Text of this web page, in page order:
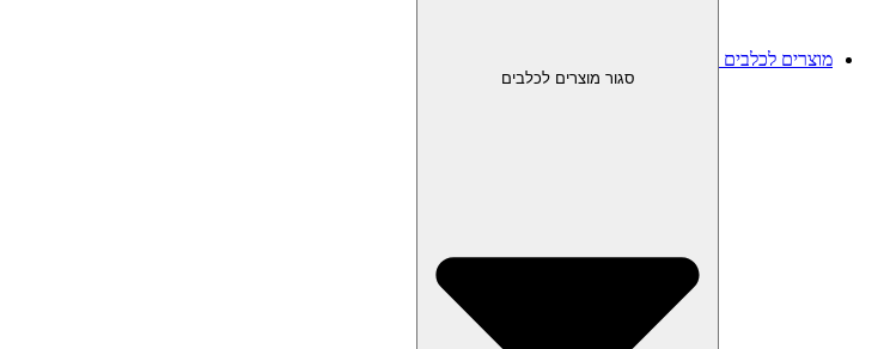
מוצרים לכלבים
סגור מוצרים לכלבים